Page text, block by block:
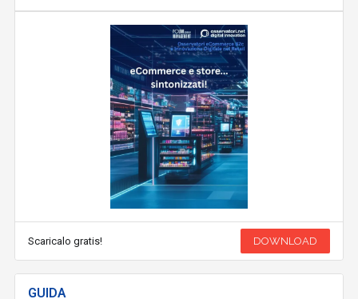
Scaricalo gratis! DOWNLOAD
GUIDA